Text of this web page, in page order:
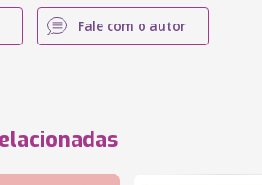
Fale com o autor